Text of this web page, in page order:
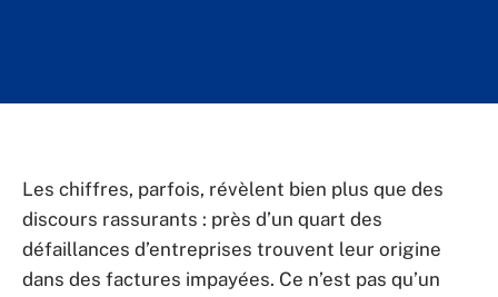
Les chiffres, parfois, révèlent bien plus que des
discours rassurants : près d’un quart des
défaillances d’entreprises trouvent leur origine
dans des factures impayées. Ce n’est pas qu’un